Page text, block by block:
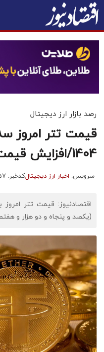
رصد بازار ارز دیجیتال
1404/افزایش قیمت
سرویس: اخبار ارز دیجیتالکدخبر: ۷۸۱۵۵۷
(یکصد و پنجاه و دو هزار و